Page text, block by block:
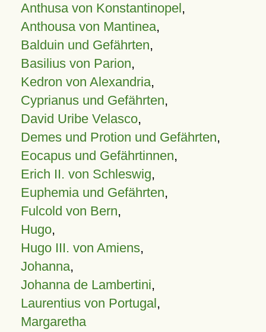
Anthusa von Konstantinopel,
Anthousa von Mantinea,
Balduin und Gefährten,
Basilius von Parion,
Kedron von Alexandria,
Cyprianus und Gefährten,
David Uribe Velasco,
Demes und Protion und Gefährten,
Eocapus und Gefährtinnen,
Erich II. von Schleswig,
Euphemia und Gefährten,
Fulcold von Bern,
Hugo,
Hugo III. von Amiens,
Johanna,
Johanna de Lambertini,
Laurentius von Portugal,
Margaretha